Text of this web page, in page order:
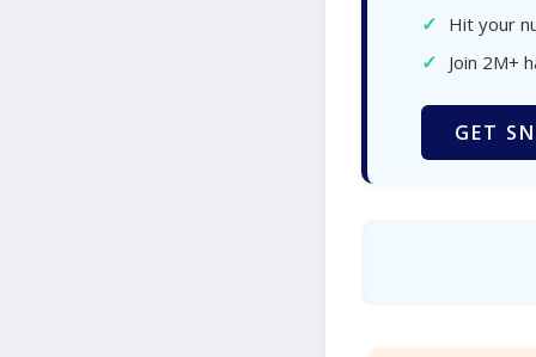
✓ Hit your
✓ Join 2M+
GET